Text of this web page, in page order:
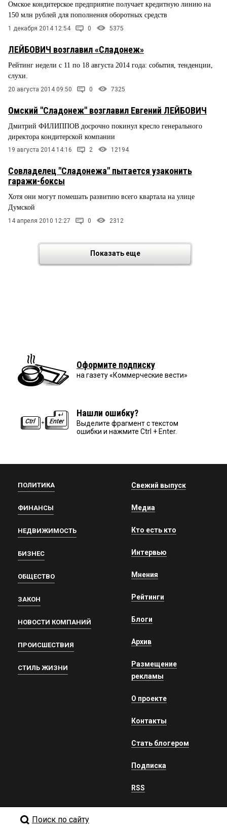
Омское кондитерское предприятие получает кредитную линию на
150 млн рублей для пополнения оборотных средств
1 декабря 2014 12:54 0 5375
ЛЕЙБОВИЧ возглавил «Сладонеж»
Рейтинг недели с 11 по 18 августа 2014 года: события, тенденции,
слухи.
20 августа 2014 09:50 0 7325
Омский "Сладонеж" возглавил Евгений ЛЕЙБОВИЧ
Дмитрий ФИЛИППОВ досрочно покинул кресло генерального
директора кондитерской компании
19 августа 2014 14:16 2 12194
Совладелец "Сладонежа" пытается узаконить
гаражи-боксы
Хотя они могут помешать развитию всего квартала на улице
Думской
14 апреля 2010 12:27 0 2312
Показать еще
Оформите подписку
на газету «Коммерческие вести»
Нашли ошибку?
Выделите фрагмент с текстом
ошибки и нажмите Ctrl + Enter.
ПОЛИТИКА
ФИНАНСЫ
НЕДВИЖИМОСТЬ
БИЗНЕС
ОБЩЕСТВО
ЗАКОН
НОВОСТИ КОМПАНИЙ
ПРОИСШЕСТВИЯ
СТИЛЬ ЖИЗНИ
Свежий выпуск
Медиа
Кто есть кто
Интервью
Мнения
Рейтинги
Блоги
Архив
Размещение
рекламы
О проекте
Контакты
Стать блогером
Подписка
RSS
Поиск по сайту